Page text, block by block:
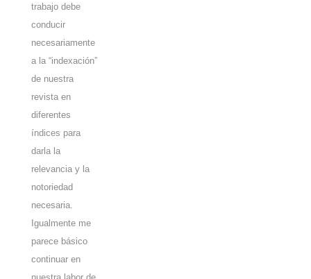
trabajo debe
conducir
necesariamente
a la “indexación”
de nuestra
revista en
diferentes
índices para
darla la
relevancia y la
notoriedad
necesaria.
Igualmente me
parece básico
continuar en